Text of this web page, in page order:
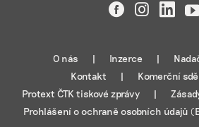
Facebook
O nás Inzerce
Kontakt
Komerční
Protext ČTK tiskové zprávy
Prohlášení o ochraně osobních údajů